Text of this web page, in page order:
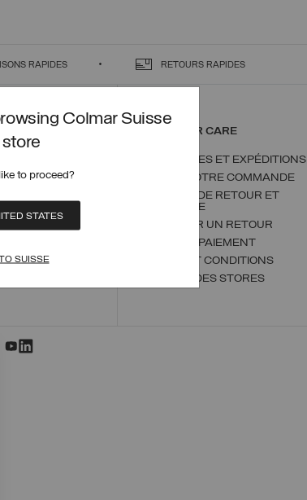
Colmar Suisse
to proceed?
STATES
SUISSE
RAPIDES RETOURS RAPIDES
CUSTOMER CARE
COMMANDES ET EXPÉDITIONS
ÉTAT DE VOTRE COMMANDE
POLITIQUE DE RETOUR ET
D'ÉCHANGE
EFFECTUER UN RETOUR
MODES DE PAIEMENT
TERMES ET CONDITIONS
TROUVER DES STORES